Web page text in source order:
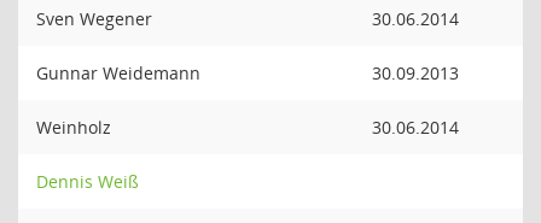
Sven Wegener 30.06.2014
Gunnar Weidemann 30.09.2013
Weinholz 30.06.2014
Dennis Weiß